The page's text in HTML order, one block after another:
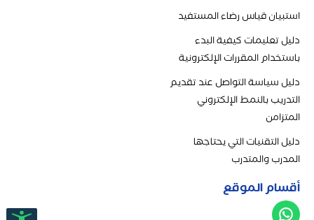
استبيان قياس رضاء المستفيد
دليل تعليمات كيفية البدء
باستخدام المقررات الإلكترونية
دليل سياسة التواصل عند تقديم
التدريب بالنمط الإلكتروني
المتزامن
دليل التقنيات التي يحتاجها
المدرب والمتدرب
أقسام الموقع